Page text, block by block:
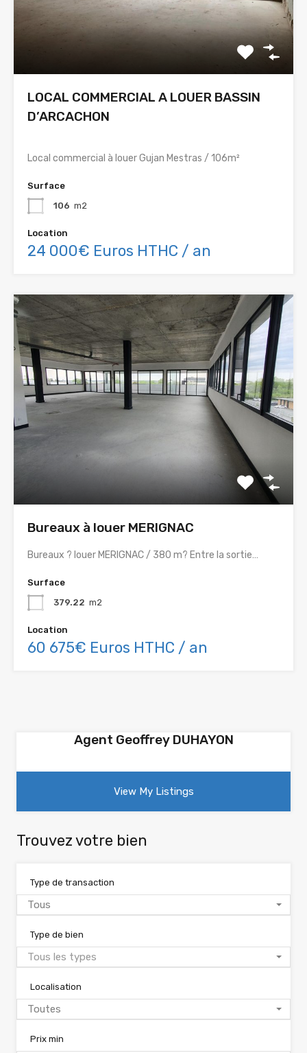
LOCAL COMMERCIAL A LOUER BASSIN
D’ARCACHON
Local commercial à louer Gujan Mestras / 106m²
Surface
106 m2
Location
24 000€ Euros HTHC / an
Bureaux à louer MERIGNAC
Bureaux ? louer MERIGNAC / 380 m? Entre la sortie…
Surface
379.22 m2
Location
60 675€ Euros HTHC / an
Agent Geoffrey DUHAYON
View My Listings
Trouvez votre bien
Type de transaction
Tous
Type de bien
Tous les types
Localisation
Toutes
Prix min